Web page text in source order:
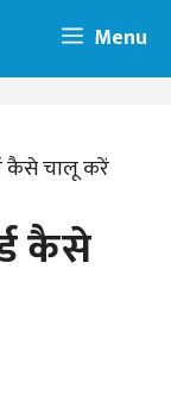
Menu
कैसे चालू करें
कैसे